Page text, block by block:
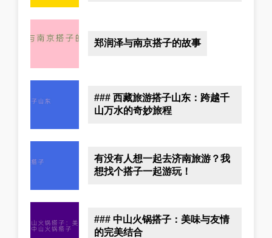
郑润泽与南京搭子的故事
### 西藏旅游搭子山东：跨越千
山万水的奇妙旅程
有没有人想一起去济南旅游？我
想找个搭子一起游玩！
### 中山火锅搭子：美味与友情
的完美结合